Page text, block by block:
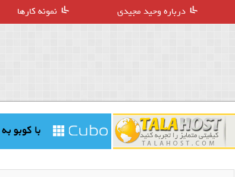
درباره وحید مجیدی نمونه کارها